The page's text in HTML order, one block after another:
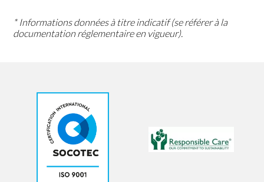
* Informations données à titre indicatif (se référer à la
documentation réglementaire en vigueur).